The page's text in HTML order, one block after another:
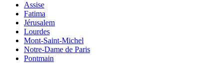
Assise
Fatima
Jérusalem
Lourdes
Mont-Saint-Michel
Notre-Dame de Paris
Pontmain